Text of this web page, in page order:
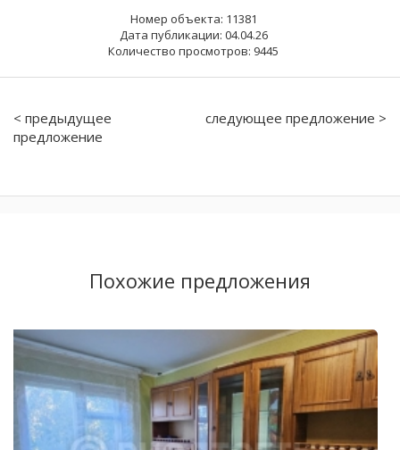
Номер объекта: 11381
Дата публикации: 04.04.26
Количество просмотров: 9445
< предыдущее
предложение
следующее предложение >
Похожие предложения